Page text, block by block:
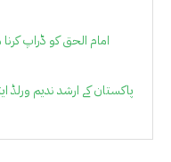
پاکستان کے ارشد ندیم